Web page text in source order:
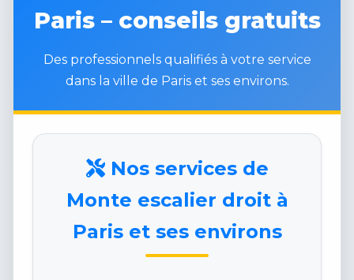
Paris – conseils gratuits
Des professionnels qualifiés à votre service
dans la ville de Paris et ses environs.
Nos services de
Monte escalier droit à
Paris et ses environs